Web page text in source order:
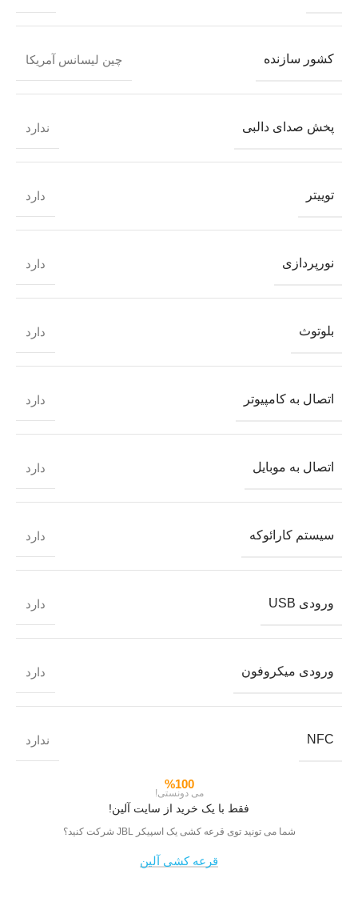
کشور سازنده چین لیسانس آمریکا
پخش صدای دالبی ندارد
توییتر دارد
نورپردازی دارد
بلوتوث دارد
اتصال به کامپیوتر دارد
اتصال به موبایل دارد
سیستم کارائوکه دارد
ورودی USB دارد
ورودی میکروفون دارد
NFC ندارد
%100
می دونستی!
فقط با یک خرید از سایت آلین!
شما می تونید توی قرعه کشی یک اسپیکر JBL شرکت کنید؟
قرعه کشی آلین